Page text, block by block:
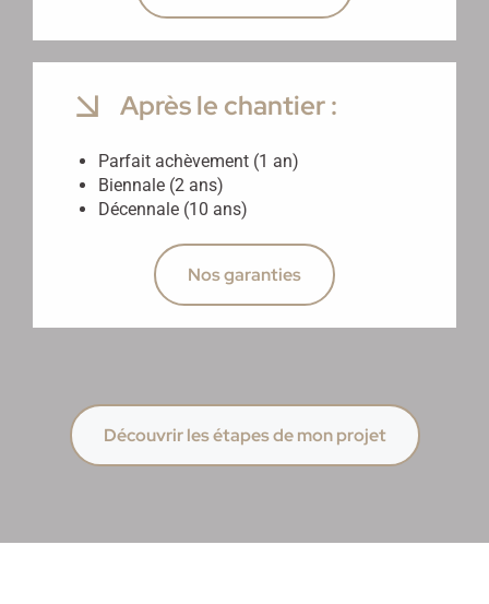
Après le chantier :
Parfait achèvement (1 an)
Biennale (2 ans)
Décennale (10 ans)
Nos garanties
Découvrir les étapes de mon projet